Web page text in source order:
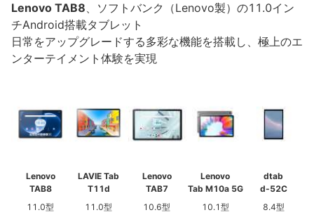
Lenovo TAB8、ソフトバンク（Lenovo製）の11.0イン
チAndroid搭載タブレット
日常をアップグレードする多彩な機能を搭載し、極上のエ
ンターテイメント体験を実現
Lenovo
TAB8
11.0型
LAVIE Tab
T11d
11.0型
Lenovo
TAB7
10.6型
Lenovo
Tab M10a 5G
10.1型
dtab
d-52C
8.4型